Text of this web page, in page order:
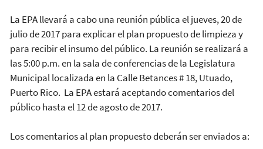
La EPA llevará a cabo una reunión pública el jueves, 20 de
julio de 2017 para explicar el plan propuesto de limpieza y
para recibir el insumo del público. La reunión se realizará a
las 5:00 p.m. en la sala de conferencias de la Legislatura
Municipal localizada en la Calle Betances # 18, Utuado,
Puerto Rico. La EPA estará aceptando comentarios del
público hasta el 12 de agosto de 2017.
Los comentarios al plan propuesto deberán ser enviados a: